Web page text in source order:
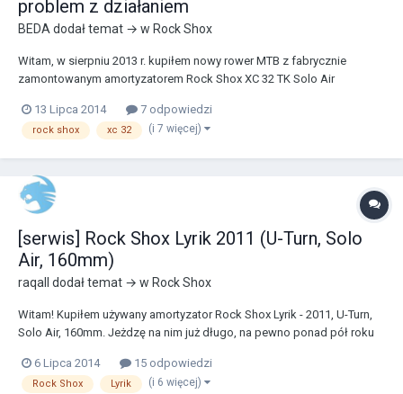
problem z działaniem
BEDA dodał temat → w Rock Shox
Witam, w sierpniu 2013 r. kupiłem nowy rower MTB z fabrycznie
zamontowanym amortyzatorem Rock Shox XC 32 TK Solo Air
zrobić serwis wspomnianemu widelcowi, bo już było czuć, że nie
wyłapuje nierówności tak jak kiedyś. Od zeszłego roku p...
13 Lipca 2014 7 odpowiedzi
rock shox xc 32 (i 7 więcej)
[serwis] Rock Shox Lyrik 2011 (U-Turn, Solo
Air, 160mm)
raqall dodał temat → w Rock Shox
Witam! Kupiłem używany amortyzator Rock Shox Lyrik - 2011, U-Turn,
Solo Air, 160mm. Jeżdzę na nim już długo, na pewno ponad pół roku
nigdy tego nie robiłem. Na YouTube widziałem filmy kanału "Sram
Tech" gdzie pokazują jak ser...
6 Lipca 2014 15 odpowiedzi
Rock Shox Lyrik (i 6 więcej)